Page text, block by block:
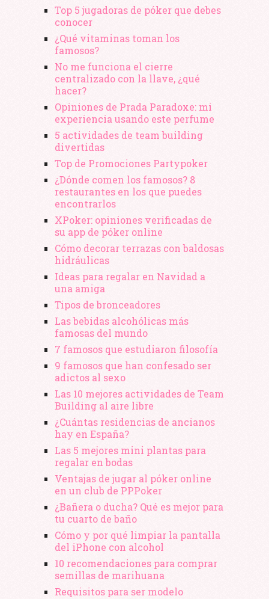
Top 5 jugadoras de póker que debes
conocer
¿Qué vitaminas toman los
famosos?
No me funciona el cierre
centralizado con la llave, ¿qué
hacer?
Opiniones de Prada Paradoxe: mi
experiencia usando este perfume
5 actividades de team building
divertidas
Top de Promociones Partypoker
¿Dónde comen los famosos? 8
restaurantes en los que puedes
encontrarlos
XPoker: opiniones verificadas de
su app de póker online
Cómo decorar terrazas con baldosas
hidráulicas
Ideas para regalar en Navidad a
una amiga
Tipos de bronceadores
Las bebidas alcohólicas más
famosas del mundo
7 famosos que estudiaron filosofía
9 famosos que han confesado ser
adictos al sexo
Las 10 mejores actividades de Team
Building al aire libre
¿Cuántas residencias de ancianos
hay en España?
Las 5 mejores mini plantas para
regalar en bodas
Ventajas de jugar al póker online
en un club de PPPoker
¿Bañera o ducha? Qué es mejor para
tu cuarto de baño
Cómo y por qué limpiar la pantalla
del iPhone con alcohol
10 recomendaciones para comprar
semillas de marihuana
Requisitos para ser modelo